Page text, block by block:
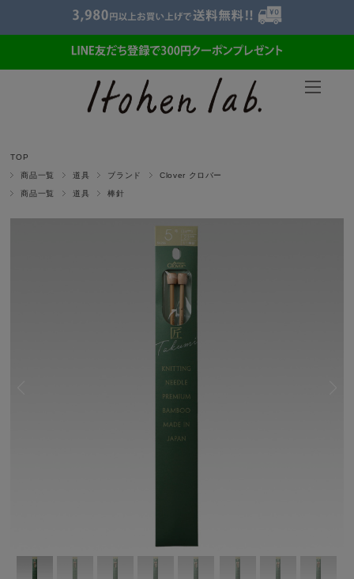
TOP
商品一覧 道具 ブランド Clover クロバー
商品一覧 道具 棒針